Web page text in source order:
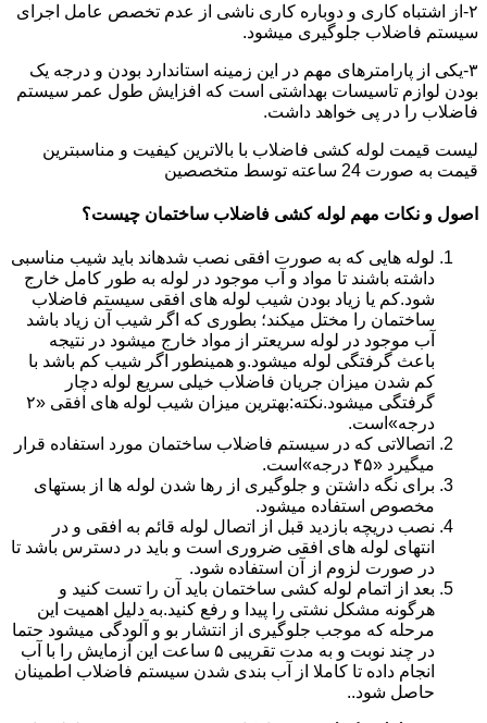
۲-از اشتباه کاری و دوباره کاری ناشی از عدم تخصص عامل اجرای
سیستم فاضلاب جلوگیری میشود.
۳-یکی از پارامترهای مهم در این زمینه استاندارد بودن و درجه یک
بودن لوازم تاسیسات بهداشتی است که افزایش طول عمر سیستم
فاضلاب را در پی خواهد داشت.
لیست قیمت لوله کشی فاضلاب با بالاترین کیفیت و مناسبترین
قیمت به صورت 24 ساعته توسط متخصصین
اصول و نکات مهم لوله کشی فاضلاب ساختمان چیست؟
لوله هایی که به صورت افقی نصب شدهاند باید شیب مناسبی
داشته باشند تا مواد و آب موجود در لوله به طور کامل خارج
شود.کم یا زیاد بودن شیب لوله های افقی سیستم فاضلاب
ساختمان را مختل میکند؛ بطوری که اگر شیب آن زیاد باشد
آب موجود در لوله سریعتر از مواد خارج میشود در نتیجه
باعث گرفتگی لوله میشود.و همینطور اگر شیب کم باشد با
کم شدن میزان جریان فاضلاب خیلی سریع لوله دچار
گرفتگی میشود.نکته:بهترین میزان شیب لوله های افقی «۲
درجه»است.
اتصالاتی که در سیستم فاضلاب ساختمان مورد استفاده قرار
میگیرد «۴۵ درجه»است.
برای نگه داشتن و جلوگیری از رها شدن لوله ها از بستهای
مخصوص استفاده میشود.
نصب دریچه بازدید قبل از اتصال لوله قائم به افقی و در
انتهای لوله های افقی ضروری است و باید در دسترس باشد تا
در صورت لزوم از آن استفاده شود.
بعد از اتمام لوله کشی ساختمان باید آن را تست کنید و
هرگونه مشکل نشتی را پیدا و رفع کنید.به دلیل اهمیت این
مرحله که موجب جلوگیری از انتشار بو و آلودگی میشود حتما
در چند نوبت و به مدت تقریبی ۵ ساعت این آزمایش را با آب
انجام داده تا کاملا از آب بندی شدن سیستم فاضلاب اطمینان
حاصل شود..